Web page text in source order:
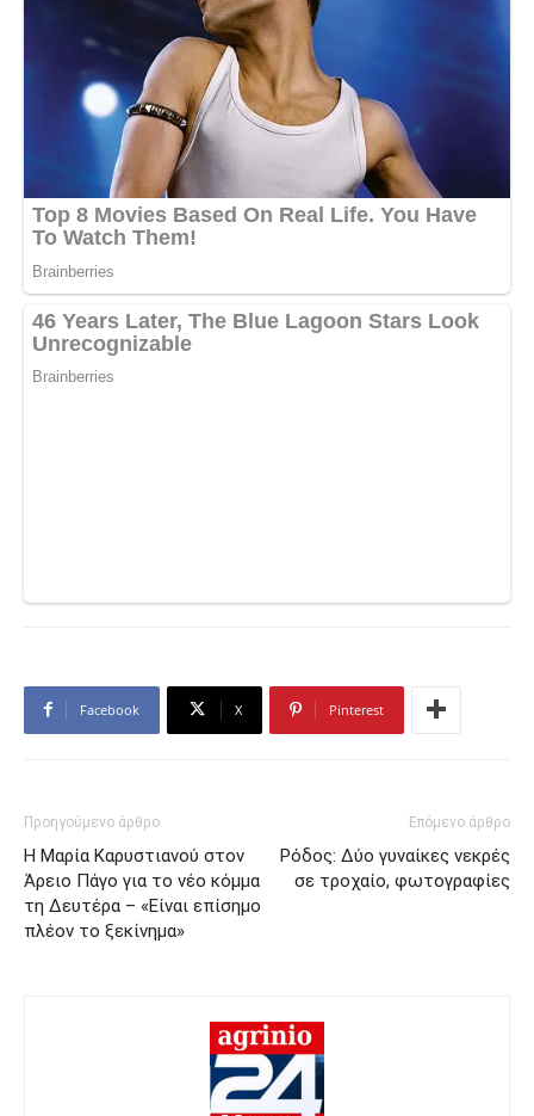
Facebook X Pinterest
Προηγούμενο άρθρο
Η Μαρία Καρυστιανού στον
Άρειο Πάγο για το νέο κόμμα
τη Δευτέρα – «Είναι επίσημο
πλέον το ξεκίνημα»
Επόμενο άρθρο
Ρόδος: Δύο γυναίκες νεκρές
σε τροχαίο, φωτογραφίες